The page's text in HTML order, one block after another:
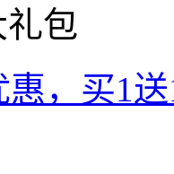
礼包
，买1